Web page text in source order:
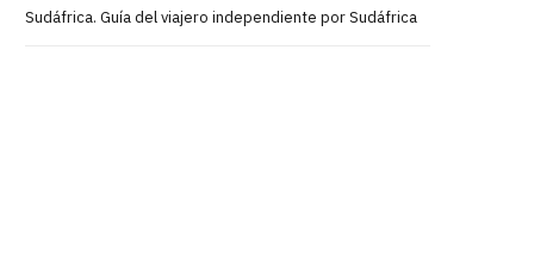
Sudáfrica. Guía del viajero independiente por Sudáfrica